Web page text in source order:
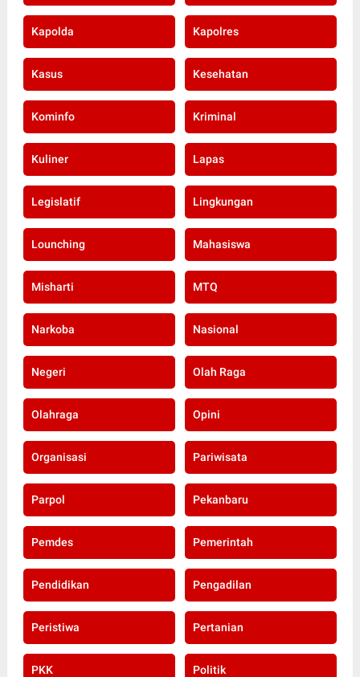
Kapolda Kapolres
Kasus Kesehatan
Kominfo Kriminal
Kuliner Lapas
Legislatif Lingkungan
Lounching Mahasiswa
Misharti MTQ
Narkoba Nasional
Negeri Olah Raga
Olahraga Opini
Organisasi Pariwisata
Parpol Pekanbaru
Pemdes Pemerintah
Pendidikan Pengadilan
Peristiwa Pertanian
PKK Politik